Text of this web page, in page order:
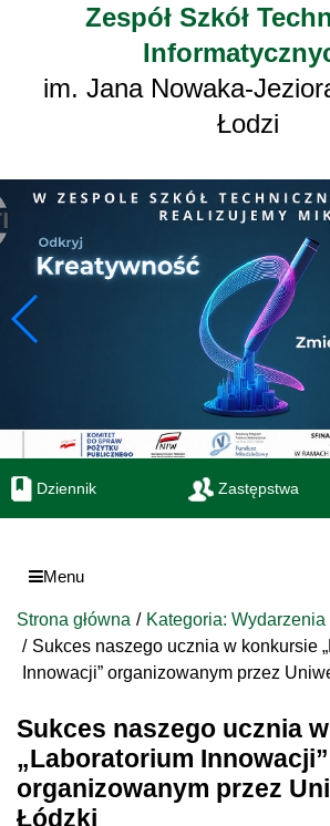
Zespół Szkół
im. Jana Nowaka-
Łodzi
Dziennik Zastępstwa
Menu
Strona główna
Kategoria: Wydarzenia
Sukces naszego ucznia w konkursie
Innowacji” organizowanym przez
Sukces naszego ucznia
„Laboratorium Innowacji”
organizowanym przez
Łódzki